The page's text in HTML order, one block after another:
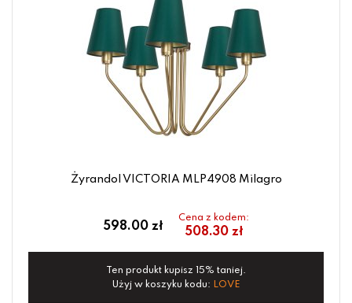
Żyrandol VICTORIA MLP4908 Milagro
598.00 zł
Cena z kodem:
508.30 zł
Ten produkt kupisz 15% taniej.
Użyj w koszyku kodu: LOVE